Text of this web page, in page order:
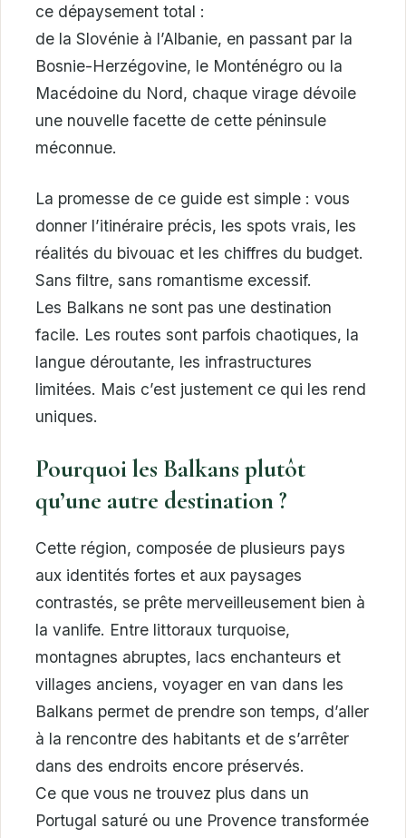
ce dépaysement total :
de la Slovénie à l’Albanie, en passant par la
Bosnie-Herzégovine, le Monténégro ou la
Macédoine du Nord, chaque virage dévoile
une nouvelle facette de cette péninsule
méconnue.
La promesse de ce guide est simple : vous
donner l’itinéraire précis, les spots vrais, les
réalités du bivouac et les chiffres du budget.
Sans filtre, sans romantisme excessif.
Les Balkans ne sont pas une destination
facile. Les routes sont parfois chaotiques, la
langue déroutante, les infrastructures
limitées. Mais c’est justement ce qui les rend
uniques.
Pourquoi les Balkans plutôt
qu’une autre destination ?
Cette région, composée de plusieurs pays
aux identités fortes et aux paysages
contrastés, se prête merveilleusement bien à
la vanlife. Entre littoraux turquoise,
montagnes abruptes, lacs enchanteurs et
villages anciens, voyager en van dans les
Balkans permet de prendre son temps, d’aller
à la rencontre des habitants et de s’arrêter
dans des endroits encore préservés.
Ce que vous ne trouvez plus dans un
Portugal saturé ou une Provence transformée